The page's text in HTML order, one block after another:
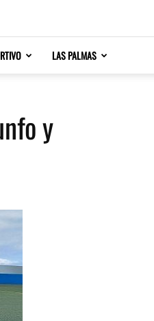
LAS PALMAS
y